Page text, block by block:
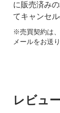
に販売済み
てキャンセ
※売買契約は
メールをお送
レビュー